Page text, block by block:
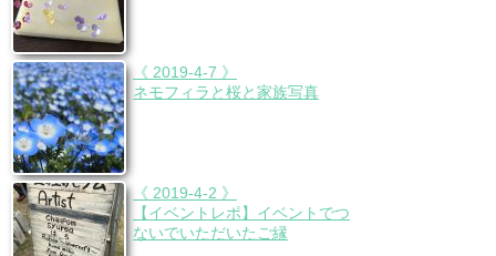
《 2019-4-7 》
ネモフィラと桜と家族写真
《 2019-4-2 》
【イベントレポ】イベントでつ
ないでいただいたご縁